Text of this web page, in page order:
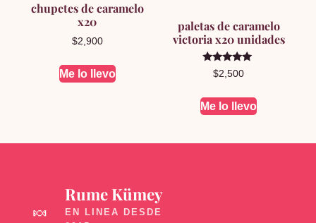
chupetes de caramelo
x20
$2,900
Me lo llevo
paletas de caramelo
victoria x20 unidades
Valorado en
5.00
$2,500
Me lo llevo
🍬
Rume Kümey